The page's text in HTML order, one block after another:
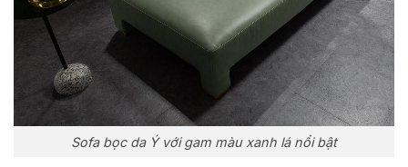
Sofa bọc da Ý với gam màu xanh lá nổi bật